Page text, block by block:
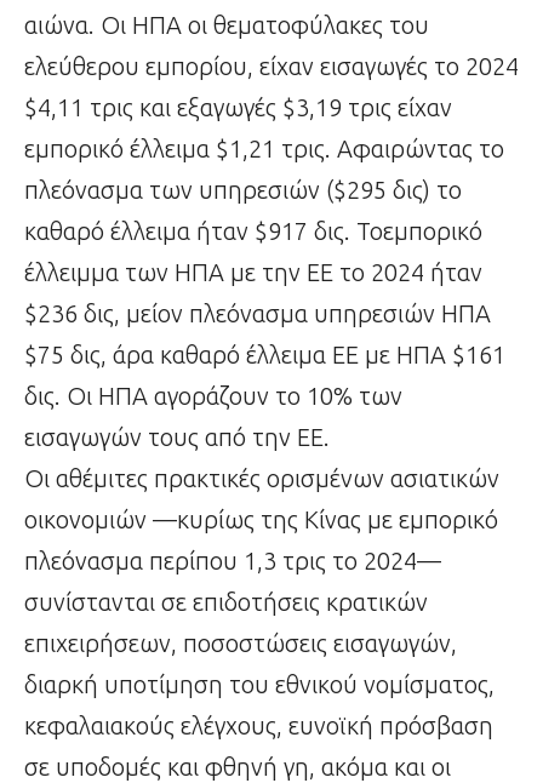
αιώνα. Οι ΗΠΑ οι θεματοφύλακες του
ελεύθερου εμπορίου, είχαν εισαγωγές το 2024
$4,11 τρις και εξαγωγές $3,19 τρις είχαν
εμπορικό έλλειμα $1,21 τρις. Αφαιρώντας το
πλεόνασμα των υπηρεσιών ($295 δις) το
καθαρό έλλειμα ήταν $917 δις. Τοεμπορικό
έλλειμμα των ΗΠΑ με την ΕΕ το 2024 ήταν
$236 δις, μείον πλεόνασμα υπηρεσιών ΗΠΑ
$75 δις, άρα καθαρό έλλειμα ΕΕ με ΗΠΑ $161
δις. Οι ΗΠΑ αγοράζουν το 10% των
εισαγωγών τους από την ΕΕ.
Οι αθέμιτες πρακτικές ορισμένων ασιατικών
οικονομιών —κυρίως της Κίνας με εμπορικό
πλεόνασμα περίπου 1,3 τρις το 2024—
συνίστανται σε επιδοτήσεις κρατικών
επιχειρήσεων, ποσοστώσεις εισαγωγών,
διαρκή υποτίμηση του εθνικού νομίσματος,
κεφαλαιακούς ελέγχους, ευνοϊκή πρόσβαση
σε υποδομές και φθηνή γη, ακόμα και οι